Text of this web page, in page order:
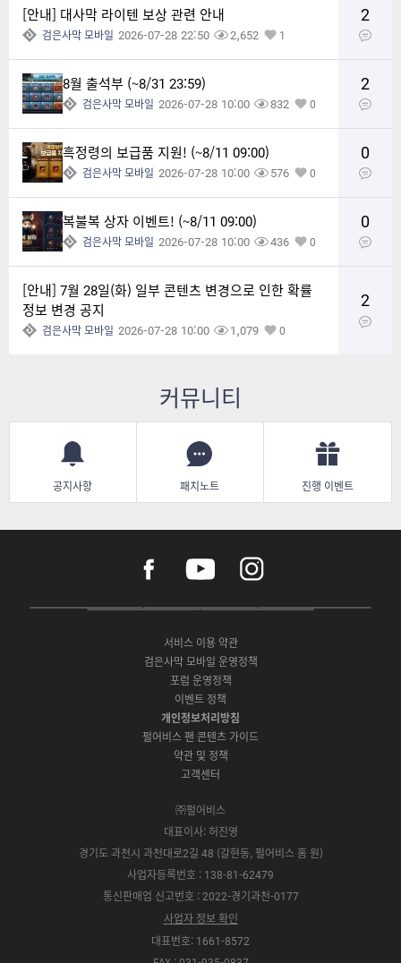
2
[안내] 대사막 라이텐 보상 관련 안내
검은사막 모바일 2026-07-28 22:50 2,652 1
2
8월 출석부 (~8/31 23:59)
검은사막 모바일 2026-07-28 10:00 832 0
0
흑정령의 보급품 지원! (~8/11 09:00)
검은사막 모바일 2026-07-28 10:00 576 0
0
복불복 상자 이벤트! (~8/11 09:00)
검은사막 모바일 2026-07-28 10:00 436 0
2
[안내] 7월 28일(화) 일부 콘텐츠 변경으로 인한 확률
정보 변경 공지
검은사막 모바일 2026-07-28 10:00 1,079 0
커뮤니티
공지사항 패치노트 진행 이벤트
a
e
o
k
o
t
b
e
i
n
s
t
r
a
P
A
p
S
t
o
r
e
G
G
a
t
O
S
e
서비스 이용 약관
검은사막 모바일 운영정책
포럼 운영정책
이벤트 정책
개인정보처리방침
펄어비스 팬 콘텐츠 가이드
약관 및 정책
고객센터
㈜펄어비스
대표이사: 허진영
경기도 과천시 과천대로2길 48 (갈현동, 펄어비스 홈 원)
사업자등록번호 : 138-81-62479
통신판매업 신고번호 : 2022-경기과천-0177
사업자 정보 확인
대표번호: 1661-8572